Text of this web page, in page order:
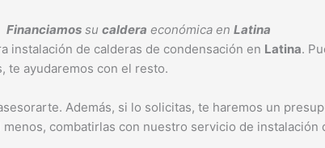
Financiamossu caldera económica en Latina
instalación de calderas de condensación en Latina.
te ayudaremos con el resto.
Además, si lo solicitas, te haremos un
combatirlas con nuestro servicio de instalación